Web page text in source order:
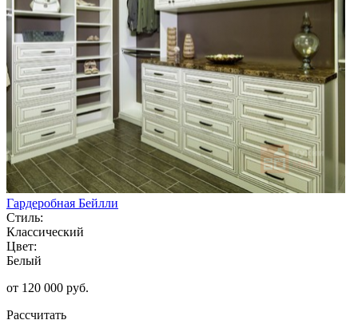
Гардеробная Бейлли
Стиль:
Классический
Цвет:
Белый
от 120 000 руб.
Рассчитать